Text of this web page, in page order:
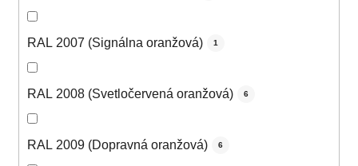
RAL 2007 (Signálna oranžová) 1
RAL 2008 (Svetločervená oranžová) 6
RAL 2009 (Dopravná oranžová) 6